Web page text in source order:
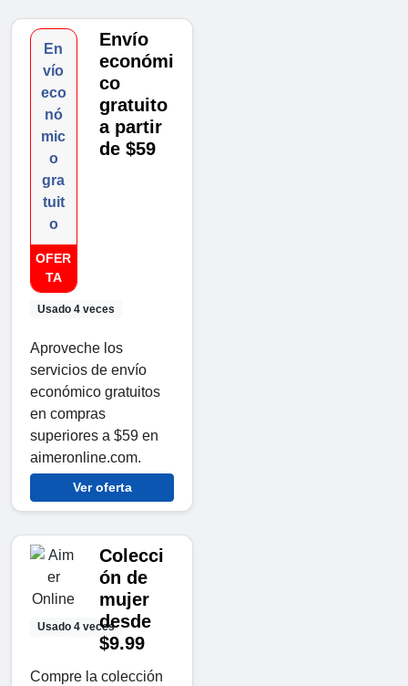
En
vío
eco
nó
mic
o
gra
tuit
o
OFER
TA
Usado 4 veces
Envío
económi
co
gratuito
a partir
de $59
Aproveche los
servicios de envío
económico gratuitos
en compras
superiores a $59 en
aimeronline.com.
Ver oferta
Usado 4 veces
Colecci
ón de
mujer
desde
$9.99
Compre la colección